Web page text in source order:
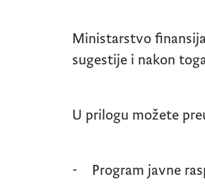
Ministarstvo
sugestije i nakon
U prilogu možete
- Program javne